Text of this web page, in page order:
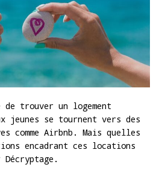
trouver un logement
jeunes se tournent vers des
comme Airbnb. Mais quelles
encadrant ces locations